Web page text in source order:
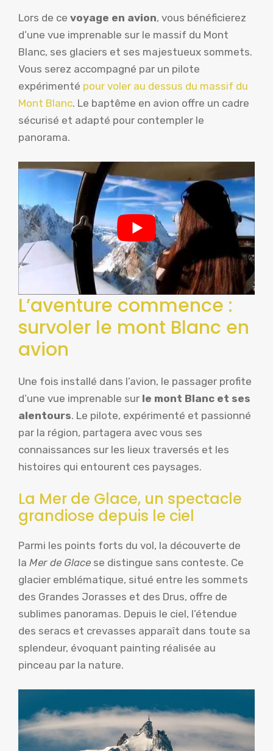
Lors de ce voyage en avion, vous bénéficierez
d’une vue imprenable sur le massif du Mont
Blanc, ses glaciers et ses majestueux sommets.
Vous serez accompagné par un pilote
expérimenté pour voler au dessus du massif du
Mont Blanc. Le baptême en avion offre un cadre
sécurisé et adapté pour contempler le
panorama.
L’aventure commence :
survoler le mont Blanc en
avion
Une fois installé dans l’avion, le passager profite
d’une vue imprenable sur le mont Blanc et ses
alentours. Le pilote, expérimenté et passionné
par la région, partagera avec vous ses
connaissances sur les lieux traversés et les
histoires qui entourent ces paysages.
La Mer de Glace, un spectacle
grandiose depuis le ciel
Parmi les points forts du vol, la découverte de
la Mer de Glace se distingue sans conteste. Ce
glacier emblématique, situé entre les sommets
des Grandes Jorasses et des Drus, offre de
sublimes panoramas. Depuis le ciel, l’étendue
des seracs et crevasses apparaît dans toute sa
splendeur, évoquant painting réalisée au
pinceau par la nature.